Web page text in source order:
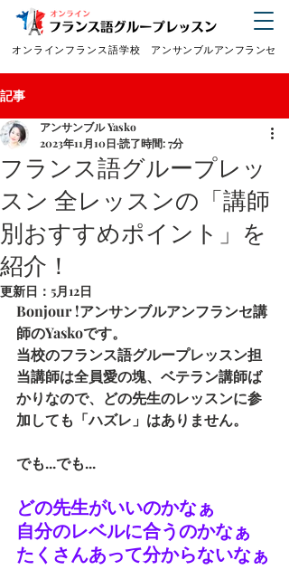
オンラインフランス語学校 アンサンブルアンフランセ
記事
フランス語グループレッ
スン 全レッスンの「講師
別おすすめポイント」を
紹介！
アンサンブル Yasko
2023年11月10日 読了時間: 7分
更新日： 5月12日
Bonjour !アンサンブルアンフランセ講
師のYaskoです。
当校のフランス語グループレッスン担
当講師は全員愛の塊、ベテラン講師ば
かりなので、どの先生のレッスンに参
加しても「ハズレ」はありません。
でも...でも...
どの先生がいいのかなぁ
自分のレベルに合うのかなぁ
たくさんあって分からないなぁ